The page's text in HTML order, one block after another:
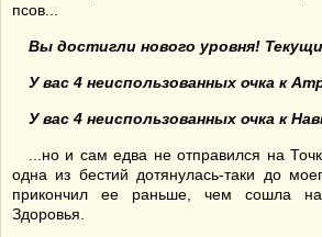
псов...
Вы достигли нового уровня!
У вас 4 неиспользованных очка к
У вас 4 неиспользованных очка к
...но и сам едва не отправился на
одна из бестий дотянулась-таки до
прикончил ее раньше, чем сошла
Здоровья.